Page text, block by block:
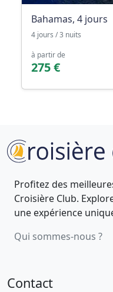
Bahamas, 4 jours
4 jours / 3 nuits
à partir de
275 €
Profitez des
Croisière Club.
une expérience
Qui sommes-nous ?
Contact